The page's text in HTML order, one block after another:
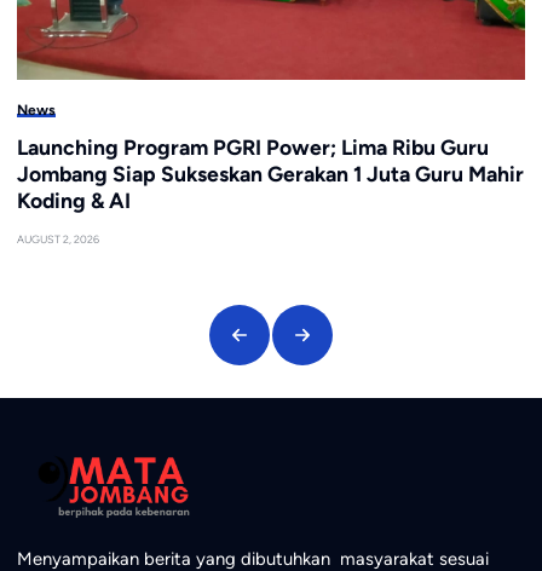
News
MEMBANGKITKAN PANGGUNG, MENGHIDUPKAN
INGATAN
JULY 26, 2026
Menyampaikan berita yang dibutuhkan masyarakat sesuai